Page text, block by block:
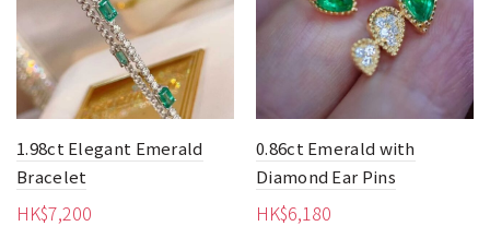
1.98ct Elegant Emerald
Bracelet
HK$7,200
0.86ct Emerald with
Diamond Ear Pins
HK$6,180